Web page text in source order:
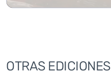
OTRAS EDICIONES